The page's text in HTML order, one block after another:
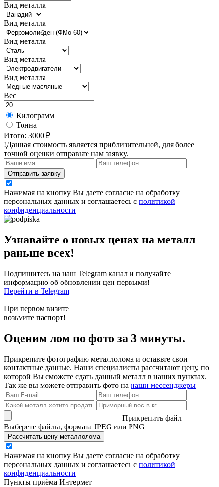
Вид металла
Вид металла
Вид металла
Вид металла
Вид металла
Вес
Килограмм
Тонна
Итого: 3000 ₽
!Данная стоимость является приблизительной, для более
точной оценки отправьте нам заявку.
Отправить заявку
Нажимая на кнопку Вы даете согласие на обработку
персональных данных и соглашаетесь с политикой
конфиденциальности
Узнавайте о новых ценах на металл
раньше всех!
Подпишитесь на наш Telegram канал и получайте
информацию об обновлении цен первыми!
Перейти в Telegram
При первом визите
возьмите паспорт!
Оценим лом по фото за 3 минуты.
Прикрепите фотографию металлолома и оставьте свои
контактные данные. Наши специалисты рассчитают цену, по
которой Вы сможете сдать данный металл в наших пунктах.
Так же вы можете отправить фото на наши мессенджеры
Прикрепить файл
Выберете файлы, формата JPEG или PNG
Рассчитать цену металлолома
Нажимая на кнопку Вы даете согласие на обработку
персональных данных и соглашаетесь с политикой
конфиденциальности
Пункты приёма Интермет